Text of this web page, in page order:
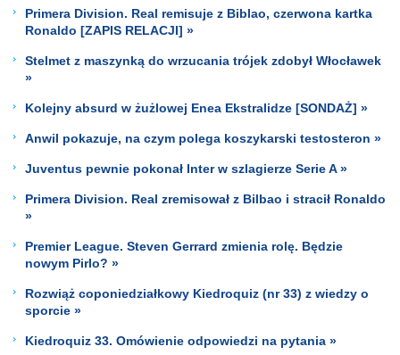
Primera Division. Real remisuje z Biblao, czerwona kartka
Ronaldo [ZAPIS RELACJI] »
Stelmet z maszynką do wrzucania trójek zdobył Włocławek
»
Kolejny absurd w żużlowej Enea Ekstralidze [SONDAŻ] »
Anwil pokazuje, na czym polega koszykarski testosteron »
Juventus pewnie pokonał Inter w szlagierze Serie A »
Primera Division. Real zremisował z Bilbao i stracił Ronaldo
»
Premier League. Steven Gerrard zmienia rolę. Będzie
nowym Pirlo? »
Rozwiąż coponiedziałkowy Kiedroquiz (nr 33) z wiedzy o
sporcie »
Kiedroquiz 33. Omówienie odpowiedzi na pytania »